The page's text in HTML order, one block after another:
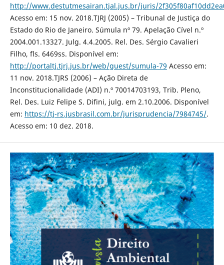
http://www.destutmesairan.tjal.jus.br/juris/
Acesso em: 15 nov. 2018.TJRJ (2005) – Tribunal de Justiça do
Estado do Rio de Janeiro. Súmula nº 79. Apelação Cível n.º
2004.001.13327. Julg. 4.4.2005. Rel. Des. Sérgio Cavalieri
Filho, fls. 6469ss. Disponível em:
http://portaltj.tjrj.jus.br/web/guest/sumula-79 Acesso em:
11 nov. 2018.TJRS (2006) – Ação Direta de
Inconstitucionalidade (ADI) n.º 70014703193, Trib. Pleno,
Rel. Des. Luiz Felipe S. Difini, julg. em 2.10.2006. Disponível
em: https://tj-rs.jusbrasil.com.br/jurisprudencia/7984745/.
Acesso em: 10 dez. 2018.